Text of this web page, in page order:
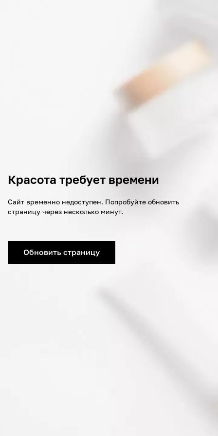
Красота требует времени
Сайт временно недоступен. Попробуйте обновить
страницу через несколько минут.
Обновить страницу